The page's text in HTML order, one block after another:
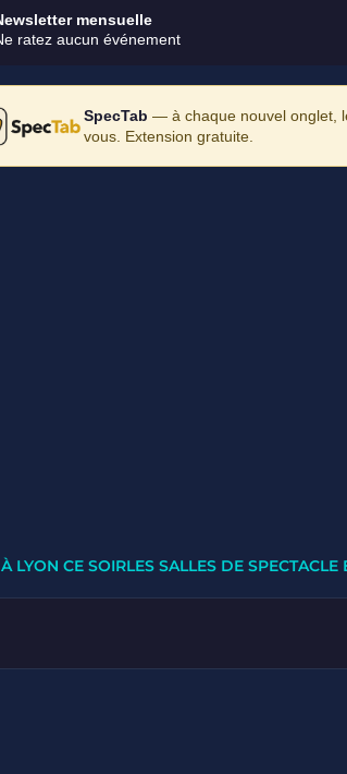
mensuelle
ratez aucun événement
SpecTab — à chaque nouvel onglet,
vous. Extension gratuite.
LYON CE SOIRLES SALLES DE SPECTACLE